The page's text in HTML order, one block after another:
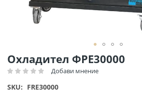
Охладител ФРЕ30000
Рейтинг: Добави мнение
SKU FRE30000
Преминете
към
началото
на